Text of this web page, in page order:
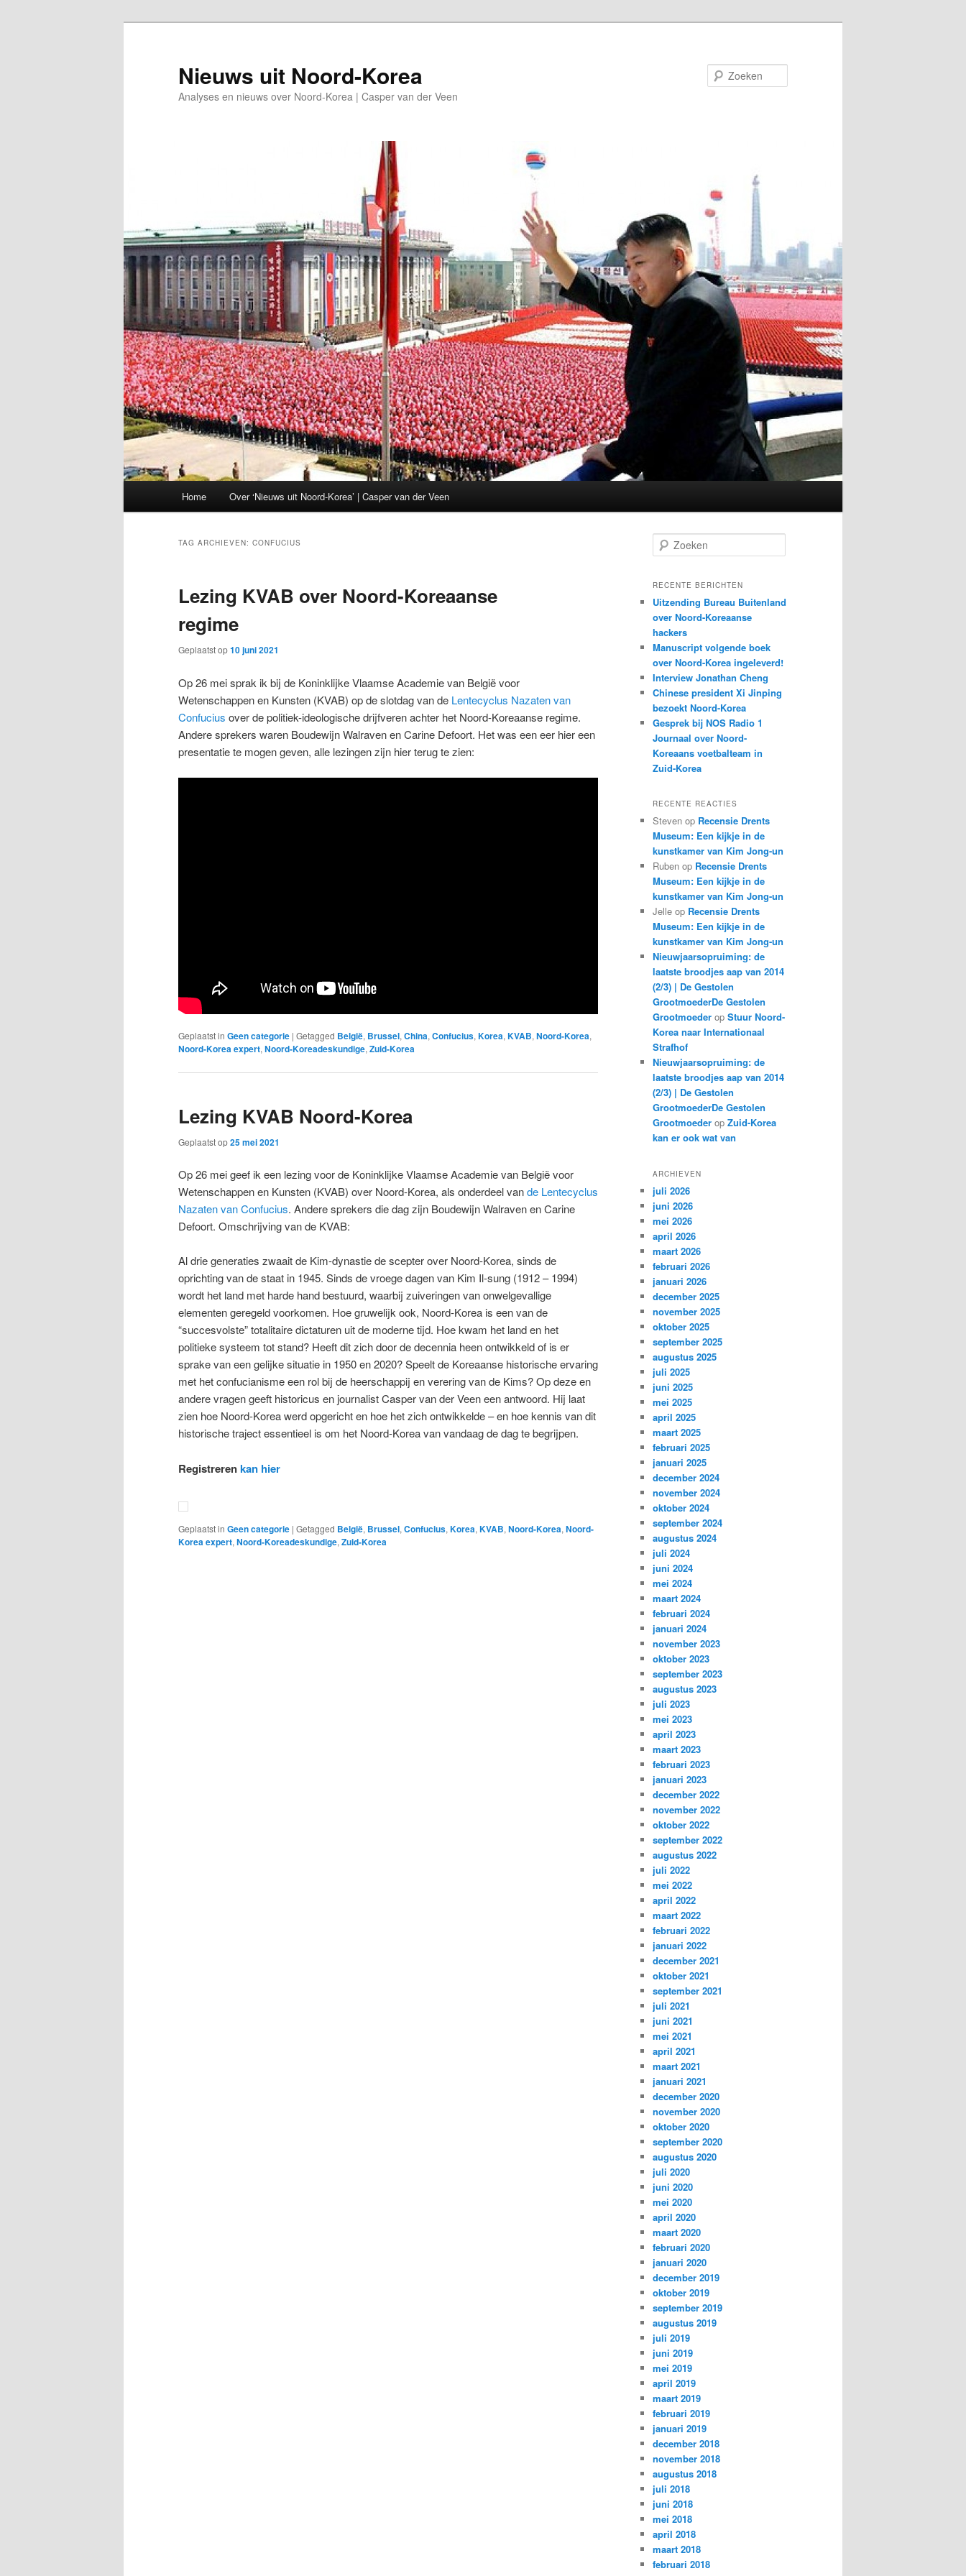
Nieuws uit Noord-Korea
Analyses en nieuws over Noord-Korea | Casper van der Veen
Home Over ‘Nieuws uit Noord-Korea’ | Casper van der Veen
TAG ARCHIEVEN: CONFUCIUS
Lezing KVAB over Noord-Koreaanse
regime
Geplaatst op10 juni 2021
Op 26 mei sprak ik bij de Koninklijke Vlaamse Academie van België voor
Wetenschappen en Kunsten (KVAB) op de slotdag van de Lentecyclus Nazaten van
Confucius over de politiek-ideologische drijfveren achter het Noord-Koreaanse regime.
Andere sprekers waren Boudewijn Walraven en Carine Defoort. Het was een eer hier een
presentatie te mogen geven, alle lezingen zijn hier terug te zien:
Geplaatst in Geen categorie | Getagged België, Brussel, China, Confucius, Korea, KVAB, Noord-Korea,
Noord-Korea expert, Noord-Koreadeskundige, Zuid-Korea
Lezing KVAB Noord-Korea
Geplaatst op25 mei 2021
Op 26 mei geef ik een lezing voor de Koninklijke Vlaamse Academie van België voor
Wetenschappen en Kunsten (KVAB) ​over Noord-Korea, als onderdeel vande Lentecyclus
Nazaten van Confucius. Andere sprekers die dag zijn Boudewijn Walraven en Carine
Defoort. Omschrijving van de KVAB:
Al drie generaties zwaait de Kim-dynastie de scepter over Noord-Korea, sinds de
oprichting van de staat in 1945. Sinds de vroege dagen van Kim Il-sung (1912 – 1994)
wordt het land met harde hand bestuurd, waarbij zuiveringen van onwelgevallige
elementen geregeld voorkomen. Hoe gruwelijk ook, Noord-Korea is een van de
“succesvolste” totalitaire dictaturen uit de moderne tijd. Hoe kwam het land en het
politieke systeem tot stand? Heeft dit zich door de decennia heen ontwikkeld of is er
sprake van een gelijke situatie in 1950 en 2020? Speelt de Koreaanse historische ervaring
met het confucianisme een rol bij de heerschappij en verering van de Kims? Op deze en
andere vragen geeft historicus en journalist Casper van der Veen een antwoord. Hij laat
zien hoe Noord-Korea werd opgericht en hoe het zich ontwikkelde – en hoe kennis van dit
historische traject essentieel is om het Noord-Korea van vandaag de dag te begrijpen.
Registrerenkan hier
Geplaatst in Geen categorie | Getagged België, Brussel, Confucius, Korea, KVAB, Noord-Korea, Noord-
Korea expert, Noord-Koreadeskundige, Zuid-Korea
o
k
n
RECENTE BERICHTEN
Uitzending Bureau Buitenland
over Noord-Koreaanse
hackers
Manuscript volgende boek
over Noord-Korea ingeleverd!
Interview Jonathan Cheng
Chinese president Xi Jinping
bezoekt Noord-Korea
Gesprek bij NOS Radio 1
Journaal over Noord-
Koreaans voetbalteam in
Zuid-Korea
RECENTE REACTIES
Steven op Recensie Drents
Museum: Een kijkje in de
kunstkamer van Kim Jong-un
Ruben op Recensie Drents
Museum: Een kijkje in de
kunstkamer van Kim Jong-un
Jelle op Recensie Drents
Museum: Een kijkje in de
kunstkamer van Kim Jong-un
Nieuwjaarsopruiming: de
laatste broodjes aap van 2014
(2/3) | De Gestolen
GrootmoederDe Gestolen
Grootmoeder op Stuur Noord-
Korea naar Internationaal
Strafhof
Nieuwjaarsopruiming: de
laatste broodjes aap van 2014
(2/3) | De Gestolen
GrootmoederDe Gestolen
Grootmoeder op Zuid-Korea
kan er ook wat van
ARCHIEVEN
juli 2026
juni 2026
mei 2026
april 2026
maart 2026
februari 2026
januari 2026
december 2025
november 2025
oktober 2025
september 2025
augustus 2025
juli 2025
juni 2025
mei 2025
april 2025
maart 2025
februari 2025
januari 2025
december 2024
november 2024
oktober 2024
september 2024
augustus 2024
juli 2024
juni 2024
mei 2024
maart 2024
februari 2024
januari 2024
november 2023
oktober 2023
september 2023
augustus 2023
juli 2023
mei 2023
april 2023
maart 2023
februari 2023
januari 2023
december 2022
november 2022
oktober 2022
september 2022
augustus 2022
juli 2022
mei 2022
april 2022
maart 2022
februari 2022
januari 2022
december 2021
oktober 2021
september 2021
juli 2021
juni 2021
mei 2021
april 2021
maart 2021
januari 2021
december 2020
november 2020
oktober 2020
september 2020
augustus 2020
juli 2020
juni 2020
mei 2020
april 2020
maart 2020
februari 2020
januari 2020
december 2019
oktober 2019
september 2019
augustus 2019
juli 2019
juni 2019
mei 2019
april 2019
maart 2019
februari 2019
januari 2019
december 2018
november 2018
augustus 2018
juli 2018
juni 2018
mei 2018
april 2018
maart 2018
februari 2018